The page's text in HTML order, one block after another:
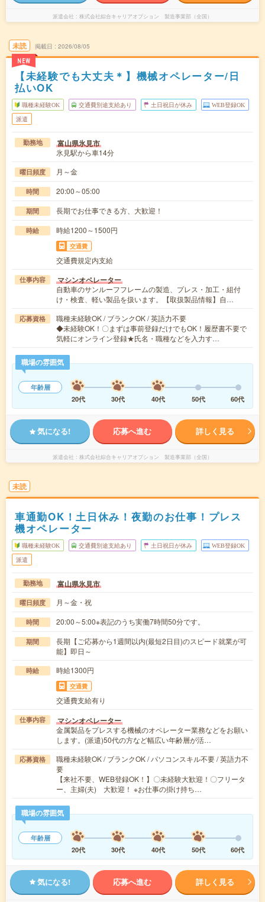
派遣会社 株式会社綜合キャリアオプション 製造事業部（全国）
未読
NEW
掲載日 2026/08/05
【未経験でも大丈夫＊】機械オペレーター/日
払いOK
職種未経験OK 交通費別途支給あり 土日祝日が休み WEB登録OK
派遣
勤務地 富山県氷見市
氷見駅から車14分
曜日頻度 月～金
時間 20:00～05:00
期間 長期でお仕事できる方、大歓迎！
時給 時給1200～1500円
交通費
交通費規定内支給
仕事内容 マシンオペレーター
自動車のサンルーフフレームの製造、プレス・加工・組付
け・検査、軽い製品を扱います。【取扱製品情報】自…
応募資格
職種未経験OK / ブランクOK / 英語力不要
◆未経験OK！〇まずは事前登録だけでもOK！履歴書不要で
気軽にオンライン登録★氏名・職種などを入力す…
職場の雰囲気
年齢層
20代
30代 40代 50代 60代
気になる! 応募へ進む 詳しく見る
派遣会社 株式会社綜合キャリアオプション 製造事業部（全国）
未読
車通勤OK！土日休み！夜勤のお仕事！プレス
機オペレーター
職種未経験OK 交通費別途支給あり 土日祝日が休み WEB登録OK
派遣
勤務地 富山県氷見市
曜日頻度 月～金・祝
時間 20:00～5:00※表記のうち実働7時間50分です。
期間
長期【ご応募から1週間以内(最短2日目)のスピード就業が可
能】即日～
時給 時給1300円
交通費
交通費支給有り
仕事内容 マシンオペレーター
金属製品をプレスする機械のオペレーター業務などをお願い
します。(派遣)50代の方など幅広い年齢層が活…
応募資格
職種未経験OK / ブランクOK / パソコンスキル不要 / 英語力不
要
【来社不要、WEB登録OK！】〇未経験大歓迎！〇フリータ
ー、主婦(夫) 大歓迎！ ※お仕事の掛け持ち…
職場の雰囲気
年齢層
20代
30代 40代 50代 60代
気になる! 応募へ進む 詳しく見る